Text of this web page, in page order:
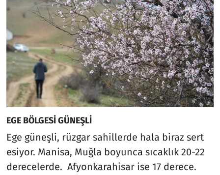
EGE BÖLGESİ GÜNEŞLİ
Ege güneşli, rüzgar sahillerde hala biraz sert
esiyor. Manisa, Muğla boyunca sıcaklık 20-22
derecelerde. Afyonkarahisar ise 17 derece.